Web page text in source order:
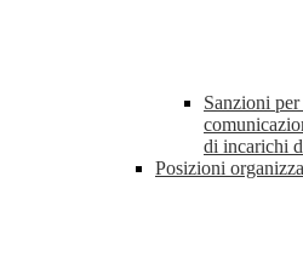
Sanzioni
di incarichi
Posizioni